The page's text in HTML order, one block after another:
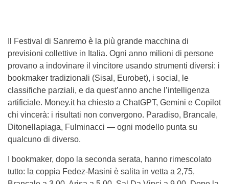
Il Festival di Sanremo è la più grande macchina di
previsioni collettive in Italia. Ogni anno milioni di persone
provano a indovinare il vincitore usando strumenti diversi: i
bookmaker tradizionali (Sisal, Eurobet), i social, le
classifiche parziali, e da quest’anno anche l’intelligenza
artificiale. Money.it ha chiesto a ChatGPT, Gemini e Copilot
chi vincerà: i risultati non convergono. Paradiso, Brancale,
Ditonellapiaga, Fulminacci — ogni modello punta su
qualcuno di diverso.
I bookmaker, dopo la seconda serata, hanno rimescolato
tutto: la coppia Fedez-Masini è salita in vetta a 2,75,